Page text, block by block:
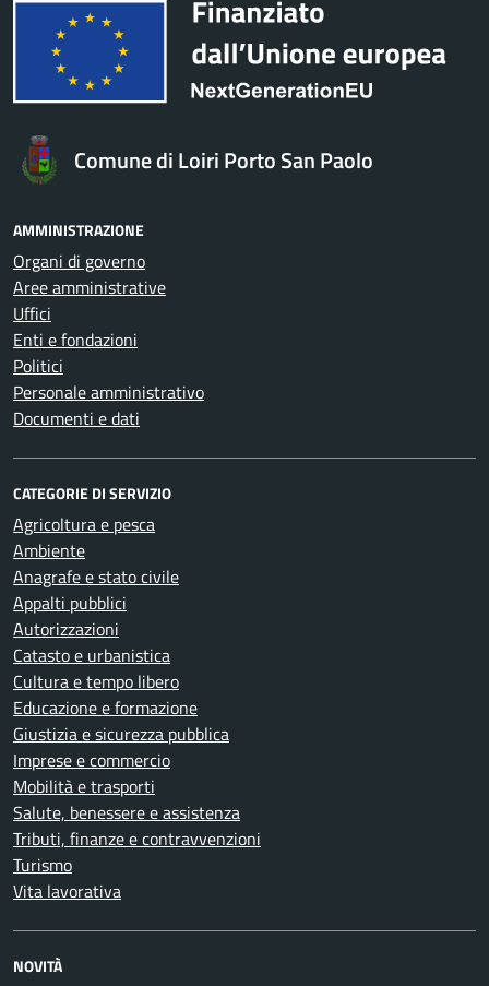
Comune di Loiri Porto San Paolo
AMMINISTRAZIONE
Organi di governo
Aree amministrative
Uffici
Enti e fondazioni
Politici
Personale amministrativo
Documenti e dati
CATEGORIE DI SERVIZIO
Agricoltura e pesca
Ambiente
Anagrafe e stato civile
Appalti pubblici
Autorizzazioni
Catasto e urbanistica
Cultura e tempo libero
Educazione e formazione
Giustizia e sicurezza pubblica
Imprese e commercio
Mobilità e trasporti
Salute, benessere e assistenza
Tributi, finanze e contravvenzioni
Turismo
Vita lavorativa
NOVITÀ